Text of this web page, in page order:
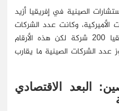
الاستشارات الصينية في إفريقيا أزيد
الأميركية، وكانت عدد الشركات
الصينية الناشطة في لإفريقيا 200 شركة لكن هذه الأرقام
2020 إذ تجاوز عدد الشركات الصينية ما يقارب
البعد الاقتصادي